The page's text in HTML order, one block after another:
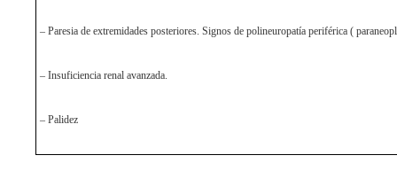
– Paresia de extremidades posteriores. Signos de polineuropatía periférica (
– Insuficiencia renal avanzada.
– Palidez